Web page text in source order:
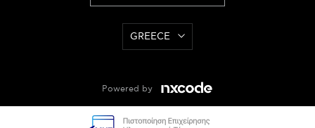
GREECE
Powered by